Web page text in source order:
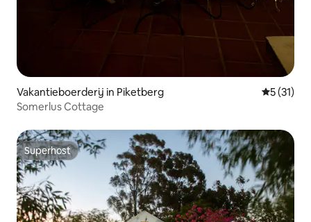
Vakantieboerderij in Piketberg
5 (31)
Somerlus Cottage
Superhost
Superhost